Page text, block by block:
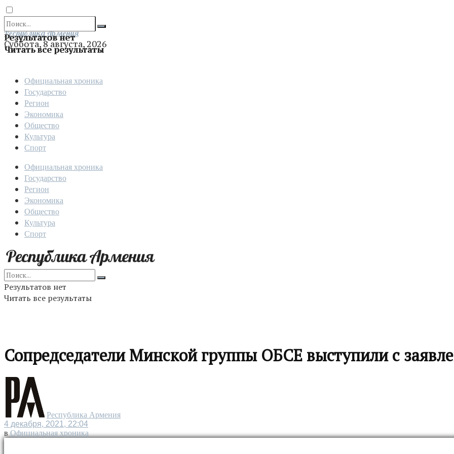
Результатов нет
Читать все результаты
Отправить
Республика Армения
Суббота, 8 августа, 2026
Официальная хроника
Государство
Регион
Экономика
Общество
Культура
Спорт
Официальная хроника
Государство
Регион
Экономика
Общество
Культура
Спорт
Результатов нет
Читать все результаты
Сопредседатели Минской группы ОБСЕ выступили с
Республика Армения
4 декабря, 2021, 22:04
в Официальная хроника